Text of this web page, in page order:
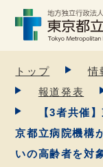
トップ 情
報道発表
【3者共催
京都立病院機構
いの高齢者を対